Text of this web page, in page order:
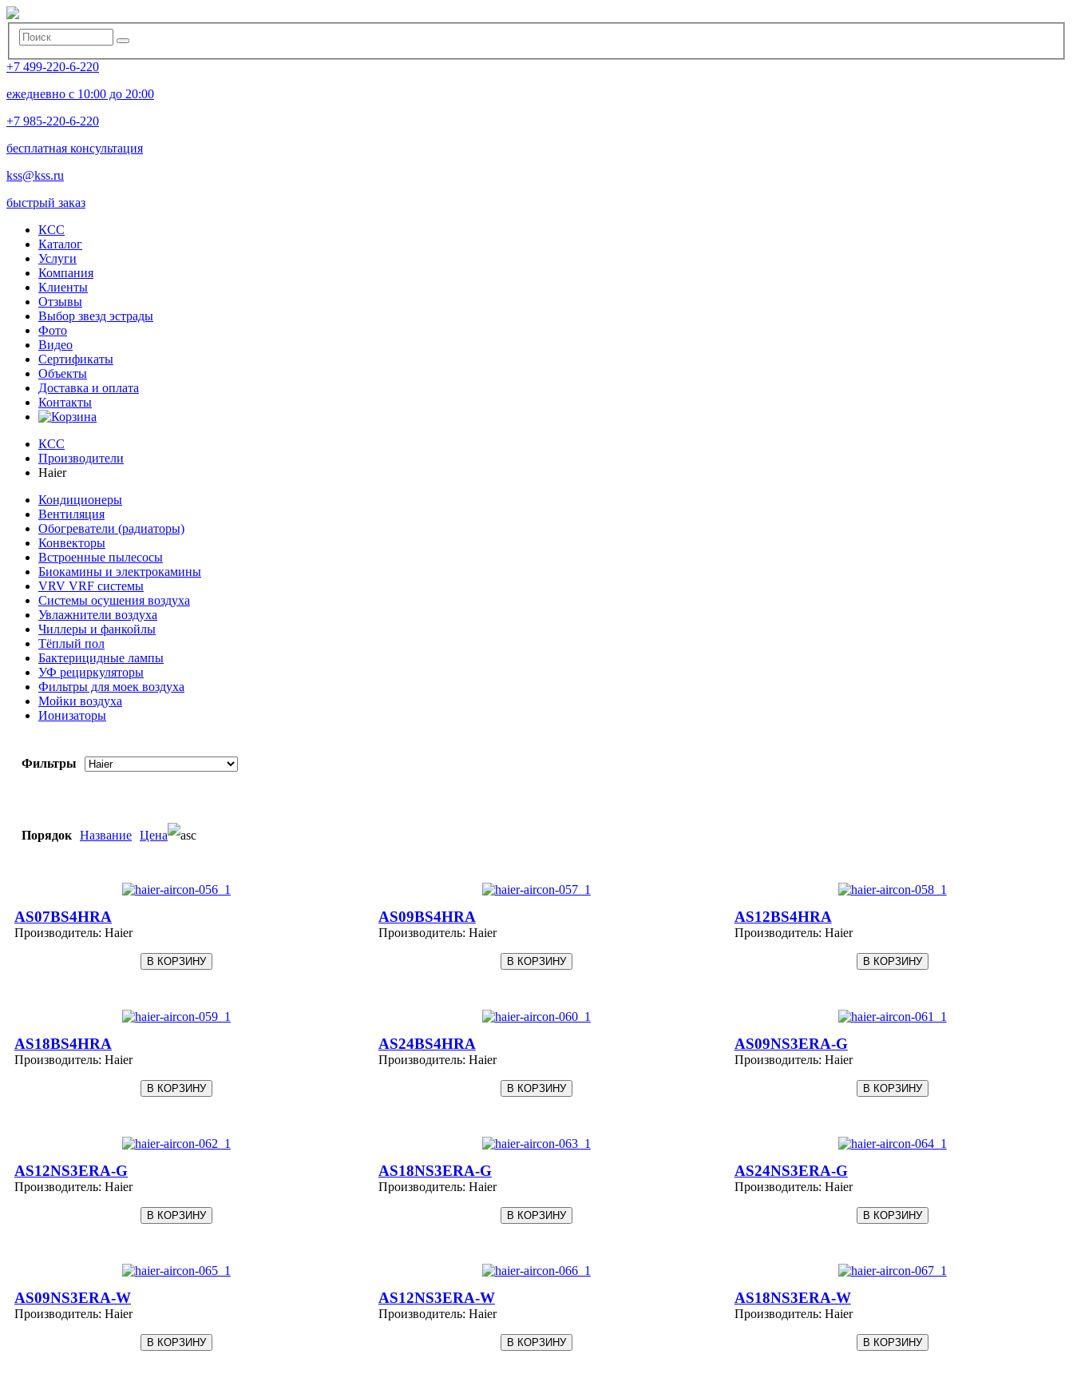
+7 499-220-6-220
ежедневно с 10:00 до 20:00
+7 985-220-6-220
бесплатная консультация
kss@kss.ru
быстрый заказ
КСС
Каталог
Услуги
Компания
Клиенты
Oтзывы
Выбор звезд эстрады
Фото
Видео
Сертификаты
Объекты
Доставка и оплата
Контакты
КСС
Производители
Haier
Кондиционеры
Вентиляция
Обогреватели (радиаторы)
Конвекторы
Встроенные пылесосы
Биокамины и электрокамины
VRV VRF системы
Системы осушения воздуха
Увлажнители воздуха
Чиллеры и фанкойлы
Тёплый пол
Бактерицидные лампы
УФ рециркуляторы
Фильтры для моек воздуха
Мойки воздуха
Ионизаторы
Фильтры
Порядок Название Цена
AS07BS4HRA
Производитель: Haier
AS09BS4HRA
Производитель: Haier
AS12BS4HRA
Производитель: Haier
AS18BS4HRA
Производитель: Haier
AS24BS4HRA
Производитель: Haier
AS09NS3ERA-G
Производитель: Haier
AS12NS3ERA-G
Производитель: Haier
AS18NS3ERA-G
Производитель: Haier
AS24NS3ERA-G
Производитель: Haier
AS09NS3ERA-W
Производитель: Haier
AS12NS3ERA-W
Производитель: Haier
AS18NS3ERA-W
Производитель: Haier